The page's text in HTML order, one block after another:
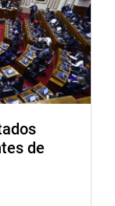
refirió la
Gloria
su
de becas a los
las
de